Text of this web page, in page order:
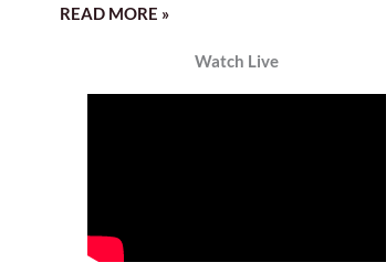
READ MORE »
Watch Live